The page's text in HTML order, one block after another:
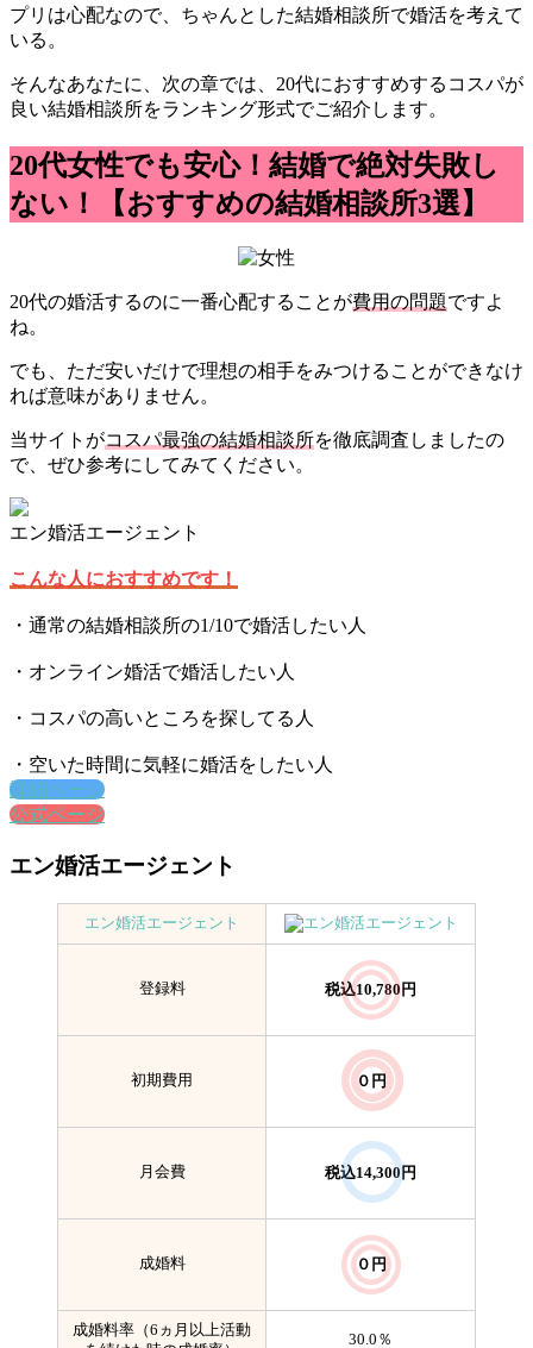
プリは心配なので、ちゃんとした結婚相談所で婚活を考えて
いる。
そんなあなたに、次の章では、20代におすすめするコスパが
良い結婚相談所をランキング形式でご紹介します。
20代女性でも安心！結婚で絶対失敗し
ない！【おすすめの結婚相談所3選】
20代の婚活するのに一番心配することが費用の問題ですよ
ね。
でも、ただ安いだけで理想の相手をみつけることができなけ
れば意味がありません。
当サイトがコスパ最強の結婚相談所を徹底調査しましたの
で、ぜひ参考にしてみてください。
エン婚活エージェント
こんな人におすすめです！
・通常の結婚相談所の1/10で婚活したい人
・オンライン婚活で婚活したい人
・コスパの高いところを探してる人
・空いた時間に気軽に婚活をしたい人
詳細ページ
公式ページ
エン婚活エージェント
エン婚活エージェント
登録料 税込10,780円
初期費用 ０円
月会費 税込14,300円
成婚料 ０円
成婚料率（6ヵ月以上活動
30.0％